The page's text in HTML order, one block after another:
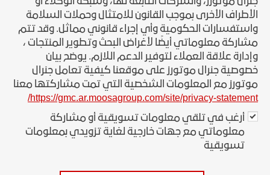
الأطراف الأخرى بموجب القانون للامتثال وحملات السلامة
واستفسارات الحكومية وأي إجراء قانوني مماثل. وقد تتم
مشاركة معلوماتي أيضًا لأغراض البحث وتطوير المنتجات ،
وإدارة علاقة العملاء لتوفير الدعم اللازم. يوضح بيان
خصوصية جنرال موتورز على موقعنا كيفية تعامل جنرال
موتورز مع المعلومات الشخصية التي تمت مشاركتها معنا
https://gmc.ar.moosagroup.com/site/privacy-statement/
أرغب في تلقي معلومات تسويقية أو مشاركة
معلوماتي مع جهات خارجية لغاية تزويدي بمعلومات
تسويقية